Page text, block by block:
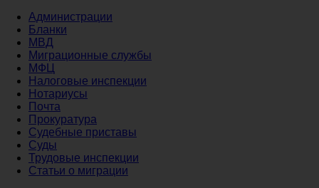
Администрации
Бланки
МВД
Миграционные службы
МФЦ
Налоговые инспекции
Нотариусы
Почта
Прокуратура
Судебные приставы
Суды
Трудовые инспекции
Статьи о миграции